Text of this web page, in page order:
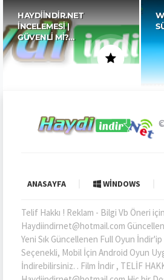
HAYDIINDIR.NET
İNCELEMESI |
GÜVENLI MI?…
ANASAYFA WINDOWS
Telif Hakkı ! Reklam - Bilgi Vb Öneri
Haydiindirnet@hotmail.com
Yeni Sık Güncellenen Full Oyun
Seçenekli, Mobil İçin Android Oyun
İndirebilirsiniz. . Film İndir , TELİF